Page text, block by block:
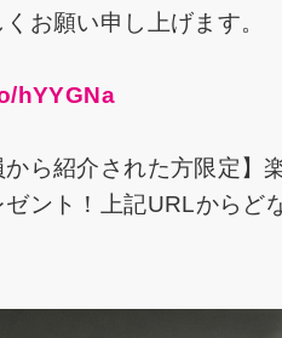
お願い申し上げます。
hYYGNa
から紹介された方限定
ント！上記URLからど